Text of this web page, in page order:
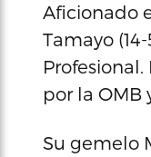
Aficionado
Tamayo
por la OMB
Su gemelo